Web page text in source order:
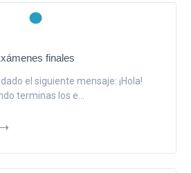
finales
el siguiente mensaje: ¡Hola!
terminas los e...